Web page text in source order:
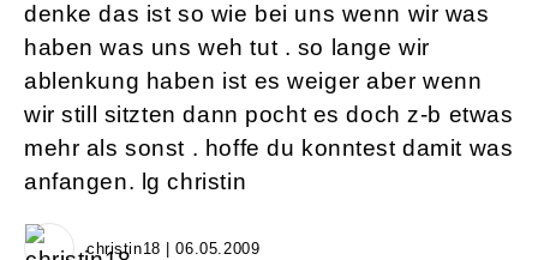
denke das ist so wie bei uns wenn wir was
haben was uns weh tut . so lange wir
ablenkung haben ist es weiger aber wenn
wir still sitzten dann pocht es doch z-b etwas
mehr als sonst . hoffe du konntest damit was
anfangen. lg christin
christin18 | 06.05.2009